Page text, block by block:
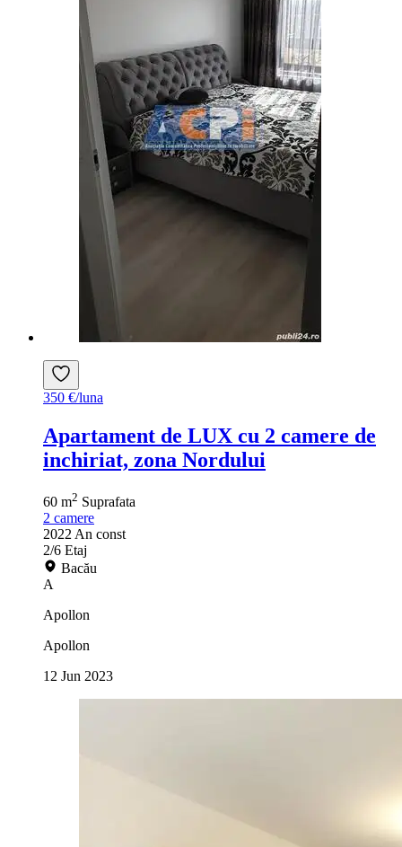
350 €/luna
Apartament de LUX cu 2 camere de
inchiriat, zona Nordului
60 m2 Suprafata
2 camere
2022An const
2/6 Etaj
Bacău
A
Apollon
Apollon
12 Jun 2023